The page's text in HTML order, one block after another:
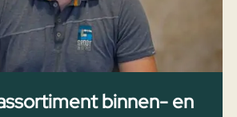
binnen- en